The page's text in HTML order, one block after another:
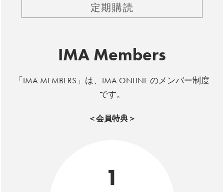
定期購読
IMA Members
「IMA MEMBERS」は、IMA ONLINE のメンバー制度
です。
＜会員特典＞
1